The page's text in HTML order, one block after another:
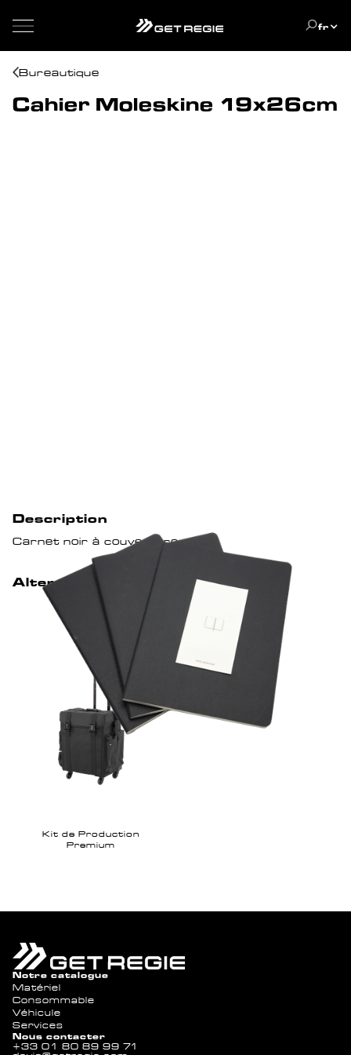
fr
Bureautique
Cahier Moleskine 19x26cm
Description
Carnet noir à couverture rigide
Alternative/Suggestion
Kit de Production
Premium
Notre catalogue
Matériel
Consommable
Véhicule
Services
Nous contacter
+33 01 80 89 99 71